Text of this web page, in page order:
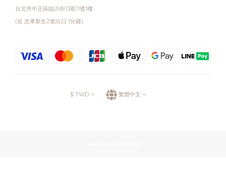
台北市中正區臨沂街13巷11號1樓
(近 忠孝新生2號出口 1分鐘)
$ TWD 繁體中文